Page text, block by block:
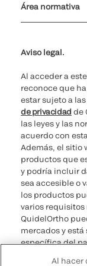
Área normativa
Aviso legal.
Al acceder a
reconoce que
estar sujeto a las
de privacidad de
las leyes y las
acuerdo con
Además, el sitio
productos que
y podría incluir
sea accesible o
los productos
varios requisitos
QuidelOrtho
mercados y
específica del
Al hacer